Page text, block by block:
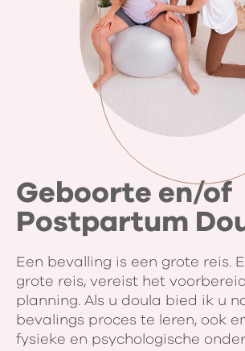
Geboorte en/of
Postpartum
Een bevalling is een grote reis.
grote reis, vereist het
planning. Als u doula bied ik u
bevalings proces te leren, ook
fysieke en psychologische